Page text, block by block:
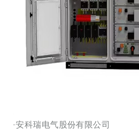
-安科瑞电气股份有限公司